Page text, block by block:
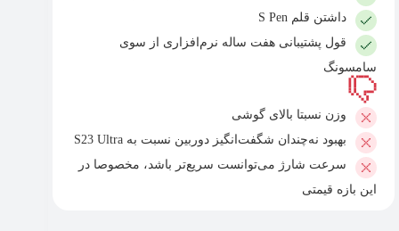
داشتن قلم S Pen
قول پشتیبانی هفت ساله نرم‌افزاری از سوی
سامسونگ
وزن نسبتا بالای گوشی
بهبود نه‌چندان شگفت‌انگیز دوربین نسبت به S23 Ultra
سرعت شارژ می‌توانست سریع‌تر باشد، مخصوصا در
این بازه قیمتی